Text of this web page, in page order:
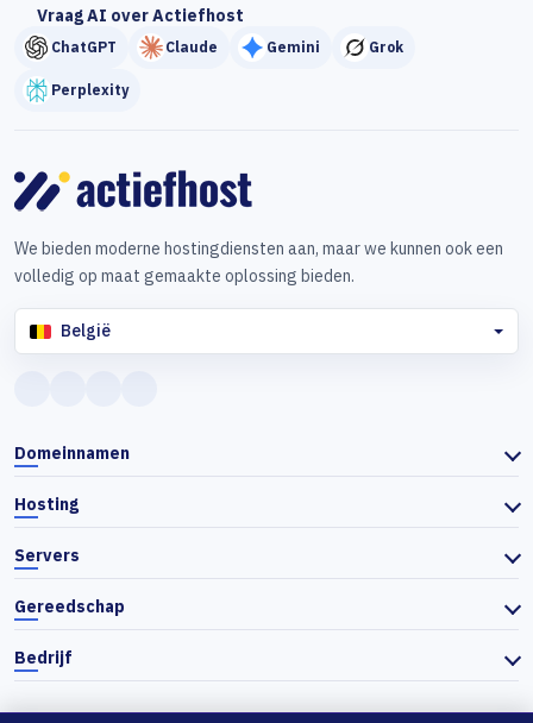
Vraag AI over Actiefhost
ChatGPT Claude Gemini Grok
Perplexity
We bieden moderne hostingdiensten aan, maar we kunnen ook een
volledig op maat gemaakte oplossing bieden.
België
Domeinnamen
Hosting
Servers
Gereedschap
Bedrijf